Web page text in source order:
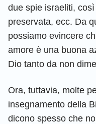
due spie israeliti,
preservata, ecc. Da
possiamo evincere
amore è una buona
Dio tanto da non
Ora, tuttavia, molte
insegnamento della
dicono spesso che